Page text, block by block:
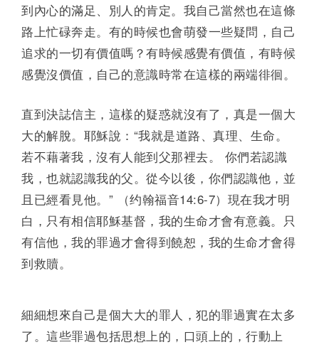
到內心的滿足、別人的肯定。我自己當然也在這條
路上忙碌奔走。有的時候也會萌發一些疑問，自己
追求的一切有價值嗎？有時候感覺有價值，有時候
感覺沒價值，自己的意識時常在這樣的兩端徘徊。
直到決誌信主，這樣的疑惑就沒有了，真是一個大
大的解脫。耶穌說：“我就是道路、真理、生命。
若不藉著我，沒有人能到父那裡去。 你們若認識
我，也就認識我的父。從今以後，你們認識他，並
且已經看見他。” （约翰福音14:6-7）現在我才明
白，只有相信耶穌基督，我的生命才會有意義。只
有信他，我的罪過才會得到饒恕，我的生命才會得
到救贖。
細細想來自己是個大大的罪人，犯的罪過實在太多
了。這些罪過包括思想上的，口頭上的，行動上